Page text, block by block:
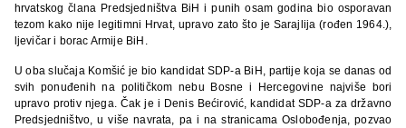
hrvatskog člana Predsjedništva BiH i punih osam godina bio osporavan
tezom kako nije legitimni Hrvat, upravo zato što je Sarajlija (rođen 1964.),
ljevičar i borac Armije BiH.
U oba slučaja Komšić je bio kandidat SDP-a BiH, partije koja se danas od
svih ponuđenih na političkom nebu Bosne i Hercegovine najviše bori
upravo protiv njega. Čak je i Denis Bećirović, kandidat SDP-a za državno
Predsjedništvo, u više navrata, pa i na stranicama Oslobođenja, pozvao